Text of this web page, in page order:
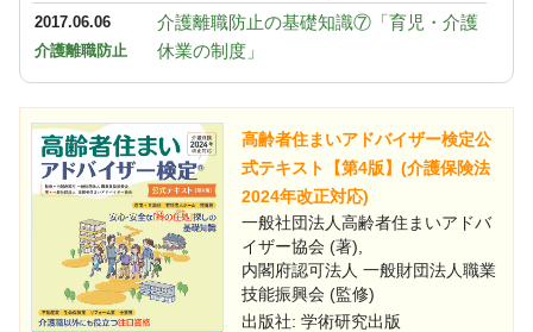
2017.06.06
介護離職防止
介護離職防止の基礎知識⑦「育児・介護
休業の制度」
高齢者住まいアドバイザー検定公
式テキスト【第4版】(介護保険法
2024年改正対応)
一般社団法人高齢者住まいアドバ
イザー協会 (著),
内閣府認可法人 一般財団法人職業
技能振興会 (監修)
出版社: 学術研究出版